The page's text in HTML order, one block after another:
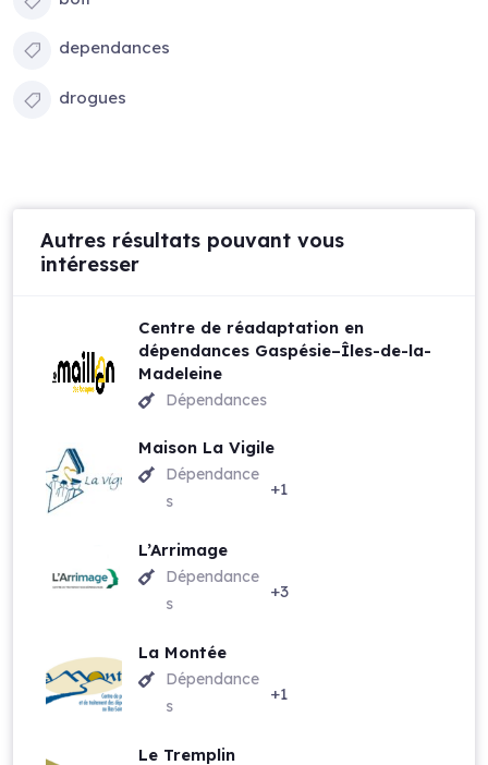
dependances
drogues
Autres résultats pouvant vous
intéresser
Centre de réadaptation en
dépendances Gaspésie–Îles-de-la-
Madeleine
Dépendances
Maison La Vigile
Dépendance
s
+1
L’Arrimage
Dépendance
s
+3
La Montée
Dépendance
s
+1
Le Tremplin